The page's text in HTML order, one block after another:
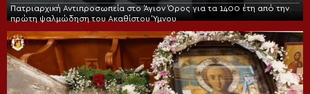
Πατριαρχική Αντιπροσωπεία στο Άγιον Όρος για τα 1400 έτη από την
πρώτη ψαλμώδηση του Ακαθίστου Ύμνου